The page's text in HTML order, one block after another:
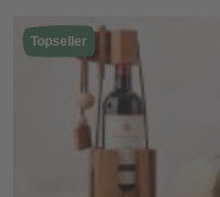
Topseller